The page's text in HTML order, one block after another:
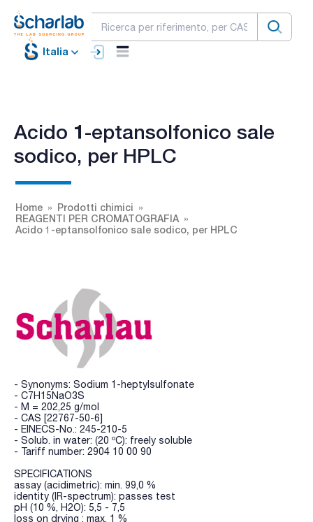
Italia
Acido 1-eptansolfonico sale
sodico, per HPLC
Home
Prodotti chimici
REAGENTI PER CROMATOGRAFIA
Acido 1-eptansolfonico sale sodico, per HPLC
- Synonyms: Sodium 1-heptylsulfonate
- C7H15NaO3S
- M = 202,25 g/mol
- CAS [22767-50-6]
- EINECS-No.: 245-210-5
- Solub. in water: (20 ºC): freely soluble
- Tariff number: 2904 10 00 90
SPECIFICATIONS
assay (acidimetric): min. 99,0 %
identity (IR-spectrum): passes test
pH (10 %, H2O): 5,5 - 7,5
loss on drying : max. 1 %